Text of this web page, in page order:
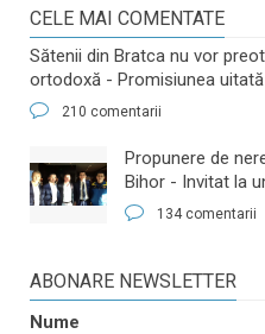
CELE MAI COMENTATE
Sătenii din Bratca nu vor
ortodoxă - Promisiunea uitată
210 comentarii
​Propunere de
Bihor - Invitat la
134 comentarii
ABONARE NEWSLETTER
Nume